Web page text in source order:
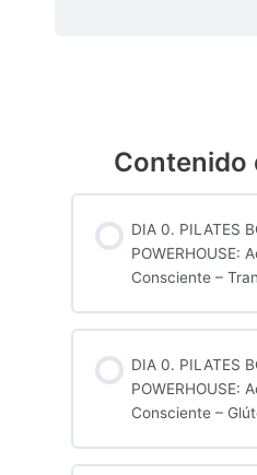
Contenido
DIA 0. PILATES
POWERHOUSE:
Consciente –
DIA 0. PILATES
POWERHOUSE:
Consciente –